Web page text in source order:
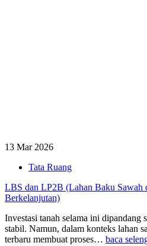
13 Mar 2026
Tata Ruang
LBS dan LP2B (Lahan Baku Sawah
Berkelanjutan)
Investasi tanah selama ini dipandang
stabil. Namun, dalam konteks lahan
terbaru membuat proses… baca